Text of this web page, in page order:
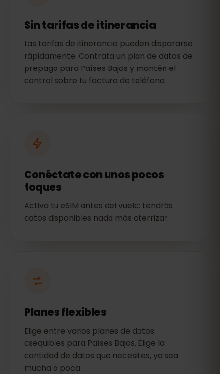
Sin tarifas de itinerancia
Las tarifas de itinerancia pueden dispararse
rápidamente. Contrata un plan de datos de
prepago para Países Bajos y mantén el
control sobre tu factura de teléfono.
Conéctate con unos pocos
toques
Activa tu eSIM antes del vuelo: tendrás
datos disponibles nada más aterrizar.
Planes flexibles
Elige entre varios planes de datos
asequibles para Países Bajos. Elige la
cantidad de datos que necesites, ya sea
mucha o poca.